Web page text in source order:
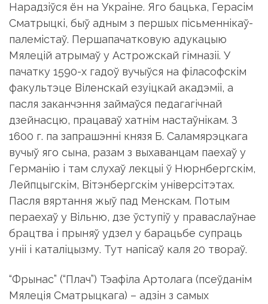
Нарадзiўся ён на Украiне. Яго бацька, Герасiм
Смат­рыцкi, быў адным з першых пiсьменнiкаў-
палемiстаў. Першапачатковую адукацыю
Мялецiй атрымаў у Астрожскай гiмназii. У
пачатку 1590-х гадоў вучыўся на фiласофскiм
факультэце Вiленскай езу­iцкай акадэмii, а
пасля заканчэння займаўся педагагiчнай
дзейнасцю, працаваў хатнiм настаўнiкам. З
1600 г. па запрашэннi князя Б. Саламярэцкага
вучыў яго сына, разам з выхаванцам паехаў у
Германiю i там слухаў лекцыi ў Нюрнбергскiм,
Лейпцыгскiм, Вi­тэнбергскiм унiверсiтэтах.
Пасля вяртання жыў пад Менскам. Потым
пераехаў у Вiльню, дзе ўступiў у праваслаўнае
брацтва i прыняў удзел у барацьбе супраць
унii i каталiцызму. Тут напiсаў каля 20 твораў.
“Фрынас” (“Плач”) Тэафiла Артолага (псеўданiм
Мялецiя Сматрыцкага) – адзiн з самых